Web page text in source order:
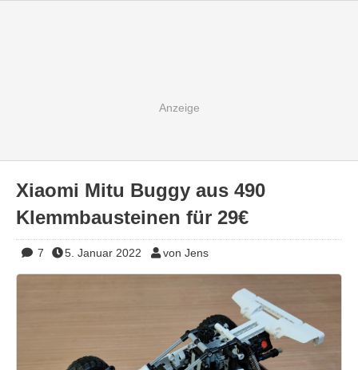
Xiaomi Mitu Buggy aus 490
Klemmbausteinen für 29€
7 5. Januar 2022 von Jens